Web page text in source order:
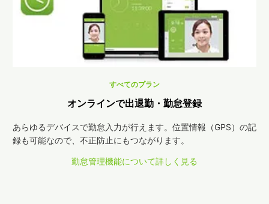
すべてのプラン
オンラインで出退勤・勤怠登録
あらゆるデバイスで勤怠入力が行えます。位置情報（GPS）の記
録も可能なので、不正防止にもつながります。
勤怠管理機能について詳しく見る